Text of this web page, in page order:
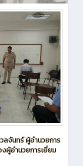
ลจันทร์ ผู้อำนวยการ
ผู้อำนวยการเยี่ยม